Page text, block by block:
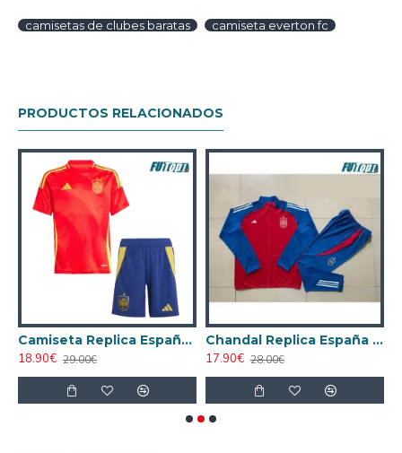
camisetas de clubes baratas camiseta everton fc
PRODUCTOS RELACIONADOS
Camiseta Replica España Local Primera Equipación 2024 Niño
18.90€ 29.00€
Chandal Replica España 2025 Rojo/Azul
17.90€ 28.00€